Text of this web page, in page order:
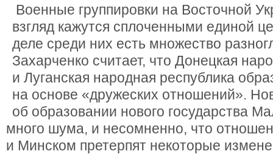
Военные группировки на Восточной
взгляд кажутся сплоченными единой
деле среди них есть множество
Захарченко считает, что Донецкая
и Луганская народная республика
на основе «дружеских отношений».
об образовании нового государства
много шума, и несомненно, что
и Минском претерпят некоторые